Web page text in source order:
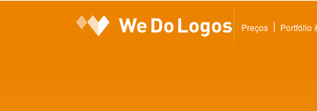
Preços Portfólio